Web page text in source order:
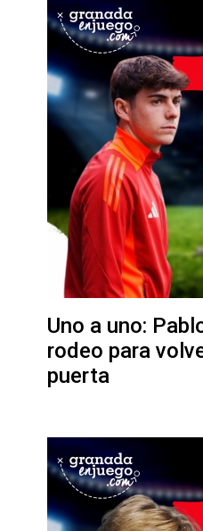
Uno a uno:
rodeo para
puerta